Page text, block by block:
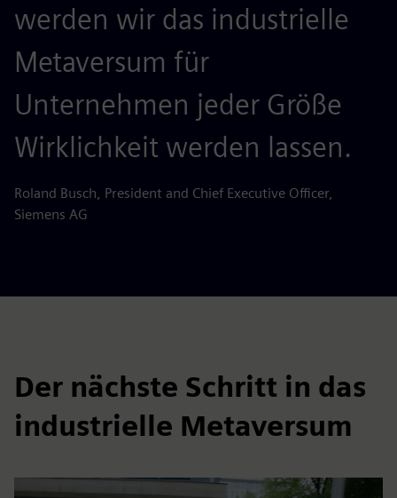
werden wir das industrielle
Metaversum für
Unternehmen jeder Größe
Wirklichkeit werden lassen.
Roland Busch, President and Chief Executive Officer,
Siemens AG
Der nächste Schritt in das
industrielle Metaversum